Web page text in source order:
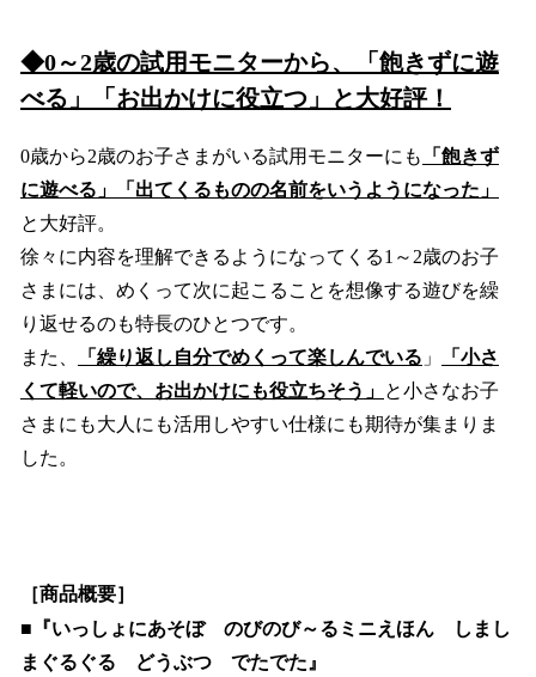
◆0～2歳の試用モニターから、「飽きずに遊
べる」「お出かけに役立つ」と大好評！
0歳から2歳のお子さまがいる試用モニターにも
「飽きず
に遊べる」「出てくるものの名前をいうようになった」
と大好評。
徐々に内容を理解できるようになってくる1～2歳のお子
さまには、めくって次に起こることを想像する遊びを繰
り返せるのも特長のひとつです。
また、
「繰り返し自分でめくって楽しんでいる 」
「小さ
くて軽いので、お出かけにも役立ちそう」 と小さなお子
さまにも大人にも活用しやすい仕様にも期待が集まりま
した。
［商品概要］
■『いっしょにあそぼ のびのび～るミニえほん しまし
まぐるぐる どうぶつ でたでた』